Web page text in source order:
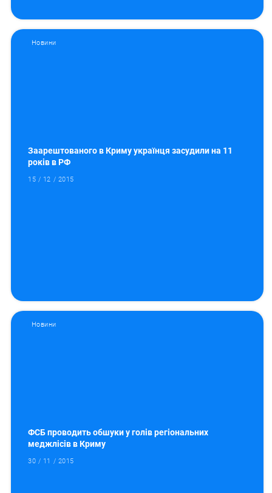
Новини
Заарештованого в Криму українця засудили на 11
років в РФ
15 / 12 / 2015
Новини
ФСБ проводить обшуки у голів регіональних
меджлісів в Криму
30 / 11 / 2015